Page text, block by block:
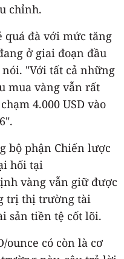
chỉnh.
quá đà với mức tăng
ở giai đoạn đầu
"Với tất cả những
mua vàng vẫn rất
4.000 USD vào
bộ phận Chiến lược
hối tại
vàng vẫn giữ được
trị thị trường tài
sản tiền tệ cốt lõi.
ounce có còn là cơ